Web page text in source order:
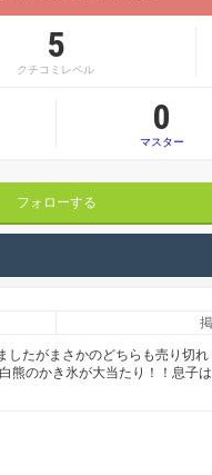
5
クチコミレベル
0
マスター
フォローする
たがまさかのどちらも売り切
熊のかき氷が大当たり！！息子